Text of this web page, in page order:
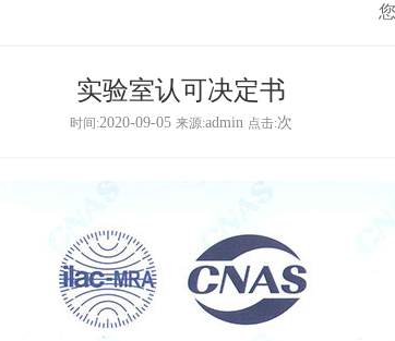
实验室认可决定书
时间:2020-09-05 来源:admin 点击:次